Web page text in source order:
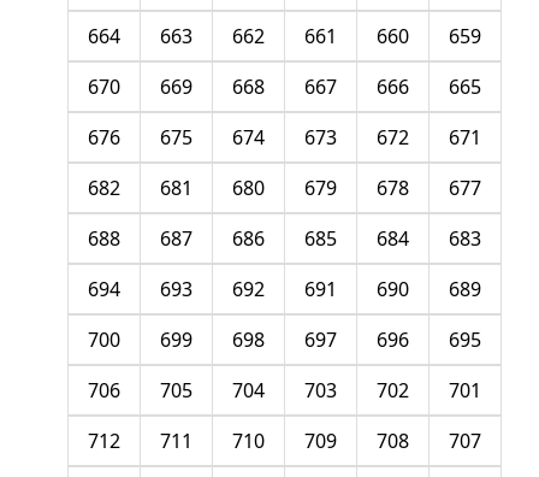
659
660
661
662
663
664
665
666
667
668
669
670
671
672
673
674
675
676
677
678
679
680
681
682
683
684
685
686
687
688
689
690
691
692
693
694
695
696
697
698
699
700
701
702
703
704
705
706
707
708
709
710
711
712